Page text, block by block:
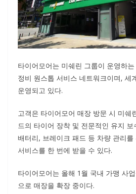
타이어모어는 미쉐린 그룹이 운영하
정비 원스톱 서비스 네트워크이며, 세
운영되고 있다.
고객은 타이어모어 매장 방문 시 미쉐
드의 타이어 장착 및 전문적인 유지
배터리, 브레이크 패드 등 차량 관리를
서비스를 한 번에 받을 수 있다.
타이어모어는 올해 1월 국내 가맹 사
으로 매장을 확장 중이다.